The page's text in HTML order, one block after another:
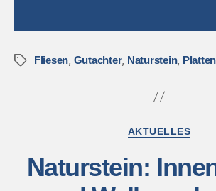
Fliesen, Gutachter, Naturstein, Platten
AKTUELLES
Naturstein: